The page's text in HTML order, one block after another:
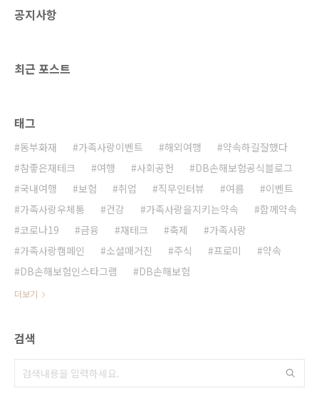
공지사항
최근 포스트
태그
동부화재 가족사랑이벤트 해외여행
약속하길잘했다
참좋은재테크
여행 사회공헌
DB손해보험공식블로그
국내여행
보험 취업 직무인터뷰 여름
이벤트
가족사랑우체통
건강 가족사랑을지키는약속
함께약속
코로나19
금융 재테크 축제
가족사랑
가족사랑캠페인
소셜매거진 주식 프로미
약속
DB손해보험인스타그램
DB손해보험
더보기
검색